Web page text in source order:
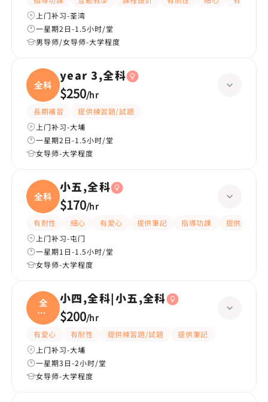
上门补习-荃湾
一星期2日-1.5小时/堂
男导师/女导师-大学程度
全科
year 3,全科
$250/hr
長期補習
提供練習題/試題
上门补习-大埔
一星期2日-1.5小时/堂
女导师-大学程度
全科
小五,全科
$170/hr
有耐性 細心 有愛心 提供筆記 指導功課
提供練習題
上门补习-屯门
一星期1日-1.5小时/堂
女导师-大学程度
全
科|
小五
小四,全科|小五,全科
$200/hr
有愛心 有耐性 提供練習題/試題
提供筆記
上门补习-大埔
一星期3日-2小时/堂
女导师-大学程度